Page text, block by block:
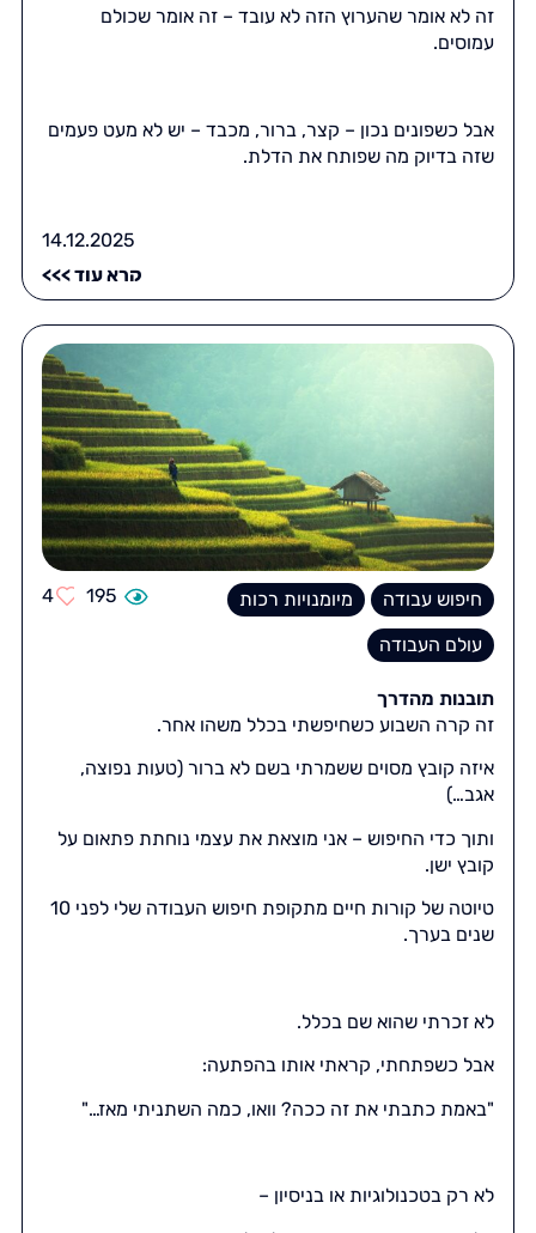
זה לא אומר שהערוץ הזה לא עובד – זה אומר שכולם
עמוסים.
אבל כשפונים נכון – קצר, ברור, מכבד – יש לא מעט פעמים
שזה בדיוק מה שפותח את הדלת.
14.12.2025
קרא עוד >>>
חיפוש עבודה
מיומנויות רכות
עולם העבודה
195
4
תובנות מהדרך
זה קרה השבוע כשחיפשתי בכלל משהו אחר.
איזה קובץ מסוים ששמרתי בשם לא ברור (טעות נפוצה,
אגב…)
ותוך כדי החיפוש – אני מוצאת את עצמי נוחתת פתאום על
קובץ ישן.
טיוטה של קורות חיים מתקופת חיפוש העבודה שלי לפני 10
שנים בערך.
לא זכרתי שהוא שם בכלל.
אבל כשפתחתי, קראתי אותו בהפתעה:
"באמת כתבתי את זה ככה? וואו, כמה השתניתי מאז…"
לא רק בטכנולוגיות או בניסיון –